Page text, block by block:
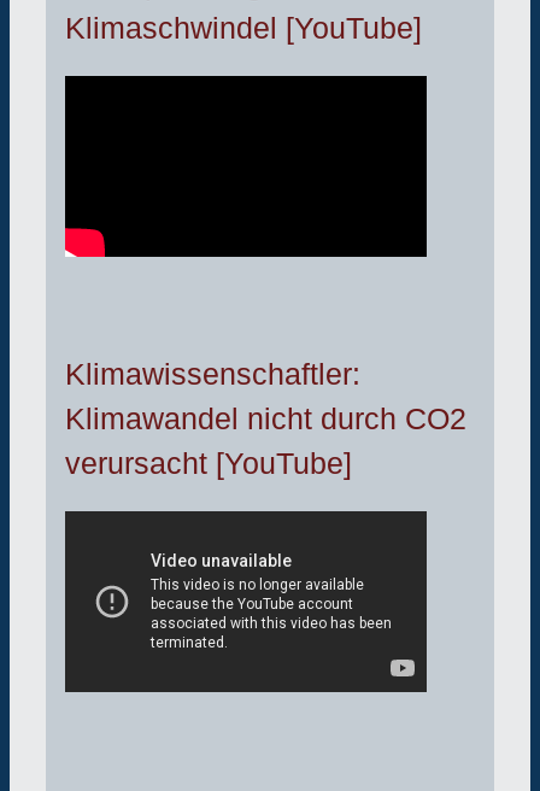
Klimaschwindel [YouTube]
Klimawissenschaftler:
Klimawandel nicht durch CO2
verursacht [YouTube]